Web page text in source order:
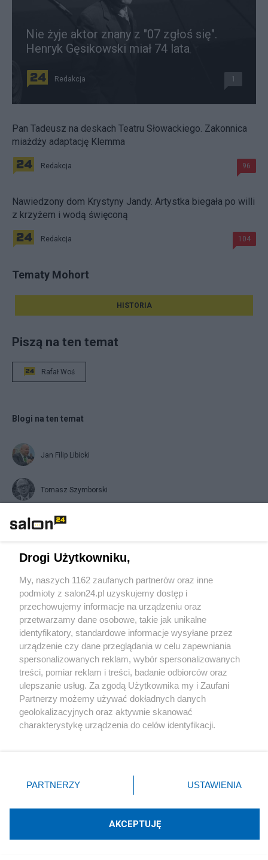
Nie żyje aktor znany z "07 zgłoś się".
Henryk Gęsikowski miał 74 lata
Redakcja 1
Pan Tadeusz na deskach Teatru Słowackiego. Zakonnica
miażdży adaptację Klemma
Redakcja 96
Nawiedzony dom Krystyny Jandy. Artystka biegała po willi
z krzyżem i wodą święconą
Redakcja 104
Tematy Mohort
HISTORIA
Piszą na ten temat
Rafał Woś
Blogi na ten temat
Jan Filip Libicki
Tomasz Szymborski
cepol
Napisz notkę
Podziel się swoją opinią
ZAŁÓŻ BLOG
Drogi Użytkowniku,
My, naszych 1162 zaufanych partnerów oraz inne
podmioty z salon24.pl uzyskujemy dostęp i
przechowujemy informacje na urządzeniu oraz
przetwarzamy dane osobowe, takie jak unikalne
identyfikatory, standardowe informacje wysyłane przez
urządzenie czy dane przeglądania w celu zapewniania
spersonalizowanych reklam, wybór spersonalizowanych
treści, pomiar reklam i treści, badanie odbiorców oraz
ulepszanie usług. Za zgodą Użytkownika my i Zaufani
Partnerzy możemy używać dokładnych danych
geolokalizacyjnych oraz aktywnie skanować
charakterystykę urządzenia do celów identyfikacji.
zmienić/wycofać klikając przycisk ustawień prywatności
znajdujący się w lewym dolnym rogu strony
rodzaje przetwarzania danych nie wymagają zgody
użytkownika, ale masz prawo sprzeciwić się takiemu
PARTNERZY USTAWIENIA
AKCEPTUJĘ